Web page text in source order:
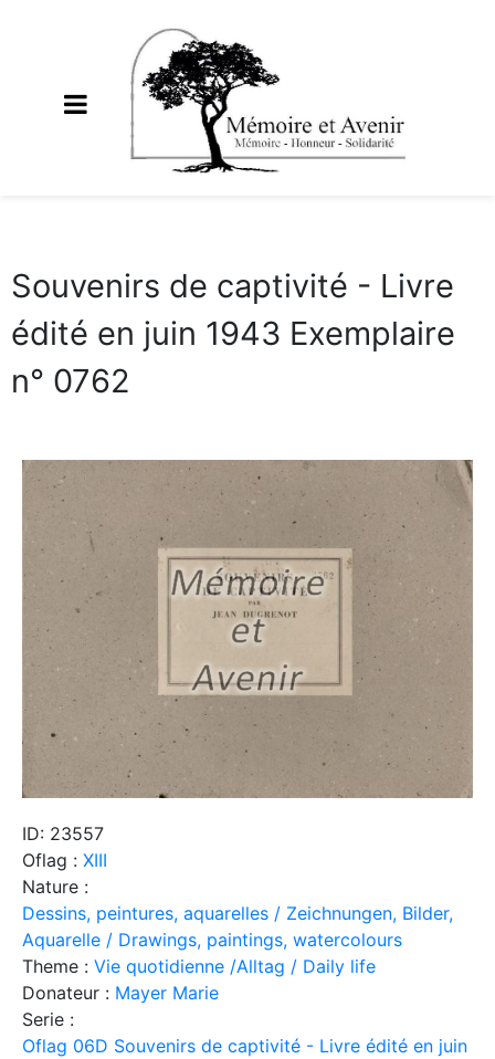
Souvenirs de captivité - Livre
édité en juin 1943 Exemplaire
n° 0762
ID: 23557
Oflag : XIII
Nature :
Dessins, peintures, aquarelles / Zeichnungen, Bilder,
Aquarelle / Drawings, paintings, watercolours
Theme : Vie quotidienne /Alltag / Daily life
Donateur : Mayer Marie
Serie :
Oflag 06D Souvenirs de captivité - Livre édité en juin